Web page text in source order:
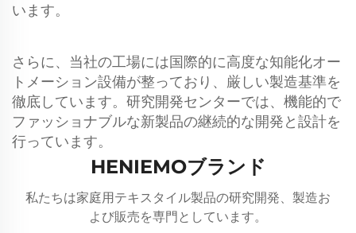
います。
さらに、当社の工場には国際的に高度な知能化オー
トメーション設備が整っており、厳しい製造基準を
徹底しています。研究開発センターでは、機能的で
ファッショナブルな新製品の継続的な開発と設計を
行っています。
HENIEMOブランド
私たちは家庭用テキスタイル製品の研究開発、製造お
よび販売を専門としています。